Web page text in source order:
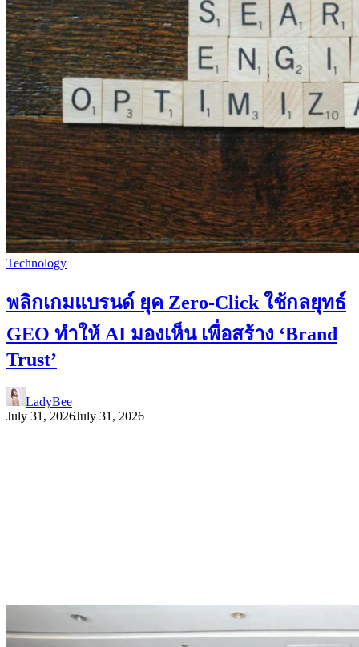
Technology
พลิกเกมแบรนด์ ยุค Zero-Click ใช้กลยุทธ์
GEO ทำให้ AI มองเห็น เพื่อสร้าง ‘Brand
Trust’
LadyBee
July 31, 2026July 31, 2026